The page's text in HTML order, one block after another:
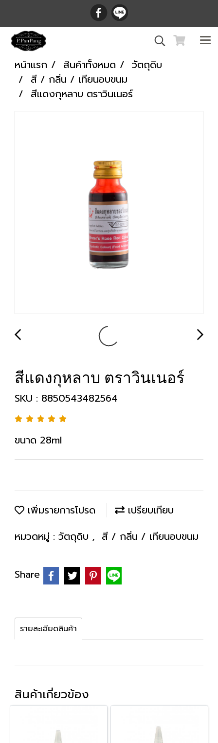
หน้าแรก สินค้าทั้งหมด
วัตถุดิบ
สี / กลิ่น / เทียนอบขนม
สีแดงกุหลาบ ตราวินเนอร์
สีแดงกุหลาบ ตราวินเนอร์
SKU : 8850543482564
ขนาด 28ml
เพิ่มรายการโปรด
เปรียบเทียบ
หมวดหมู่ : วัตถุดิบ , สี / กลิ่น / เทียนอบขนม
Share
รายละเอียดสินค้า
สินค้าเกี่ยวข้อง